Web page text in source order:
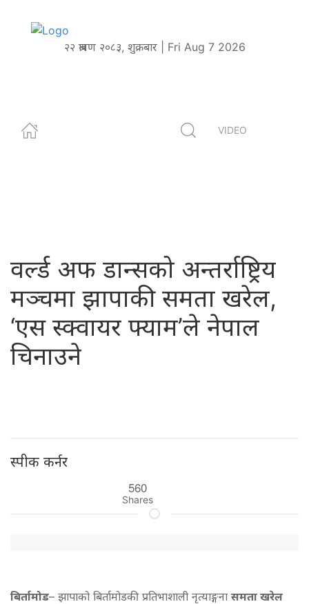
२२ श्रावण २०८३, शुक्रबार | Fri Aug 7 2026
VIDEO
वर्ल्ड अफ डान्सको अन्तर्राष्ट्रिय
मञ्चमा झापाकी समता खरेल,
‘एस स्क्वायर फ्याम’ले नेपाल
चिनाउने
स्पीक कर्नर
560
Shares
बिर्तामोड– झापाको बिर्तामोडकी प्रतिभाशाली नृत्याङ्गना समता खरेल